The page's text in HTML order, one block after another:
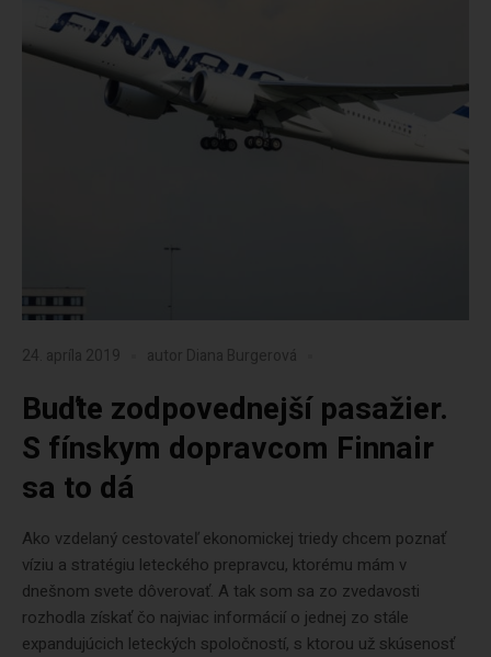
24. apríla 2019 autor Diana Burgerová
Buďte zodpovednejší pasažier.
S fínskym dopravcom Finnair
sa to dá
Ako vzdelaný cestovateľ ekonomickej triedy chcem poznať
víziu a stratégiu leteckého prepravcu, ktorému mám v
dnešnom svete dôverovať. A tak som sa zo zvedavosti
rozhodla získať čo najviac informácií o jednej zo stále
expandujúcich leteckých spoločností, s ktorou už skúsenosť